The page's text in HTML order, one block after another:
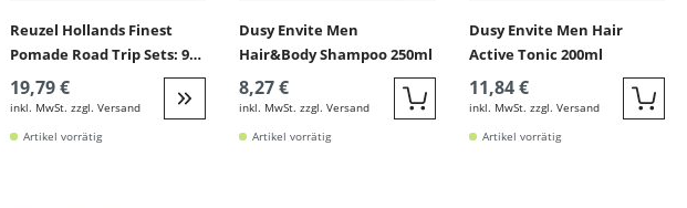
Reuzel Hollands Finest
Pomade Road Trip Sets: 95g
Pomade + 35g GRATIS
19,79 €
inkl. MwSt. zzgl. Versand Weiter zur Detail
Artikel vorrätig
Dusy Envite Men
Hair&Body Shampoo 250ml
8,27 €
inkl. MwSt. zzgl. Versand Quickbuy
Artikel vorrätig
Dusy Envite Men Hair
Active Tonic 200ml
11,84 €
inkl. MwSt. zzgl. Versand
Artikel vorrätig